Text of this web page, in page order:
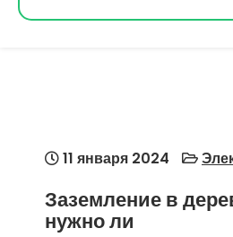
11 января 2024
Заземление в
нужно ли